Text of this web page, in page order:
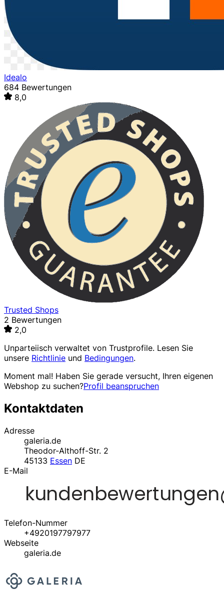
Idealo
684 Bewertungen
8,0
Trusted Shops
2 Bewertungen
2,0
Unparteiisch verwaltet von Trustprofile. Lesen Sie
unsere Richtlinie und Bedingungen.
Moment mal! Haben Sie gerade versucht, Ihren eigenen
Webshop zu suchen?Profil beanspruchen
Kontaktdaten
Adresse
galeria.de
Theodor-Althoff-Str. 2
45133 Essen DE
E-Mail
Telefon-Nummer
+4920197797977
Webseite
galeria.de